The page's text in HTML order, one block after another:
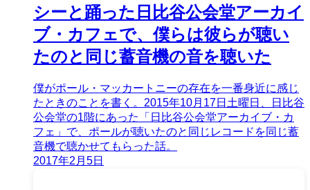
シーと踊った日比谷公会堂アーカイ
ブ・カフェで、僕らは彼らが聴い
たのと同じ蓄音機の音を聴いた
僕がポール・マッカートニーの存在を一番身近に感じ
たときのことを書く。2015年10月17日土曜日、日比谷
公会堂の1階にあった「日比谷公会堂アーカイブ・カ
フェ」で、ポールが聴いたのと同じレコードを同じ蓄
音機で聴かせてもらった話。
2017年2月5日